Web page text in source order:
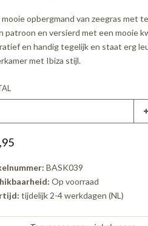
mooie opbergmand van zeegras met
patroon en versierd met een mooie
en handig tegelijk en staat erg
met Ibiza stijl.
BASK039
Op voorraad
tijdelijk 2-4 werkdagen (NL)